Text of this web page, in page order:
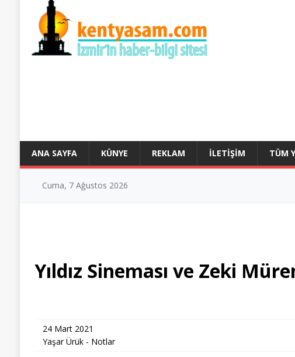
ANA SAYFA KÜNYE REKLAM İLETIŞIM TÜM
Cuma, 7 Ağustos 2026
Yıldız Sineması ve Zeki
24 Mart 2021
Yaşar Ürük - Notlar